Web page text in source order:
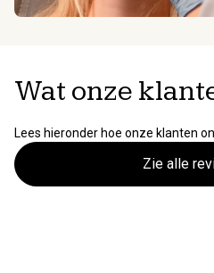
Wat onze
Lees hieronder hoe onze klanten
Zie alle